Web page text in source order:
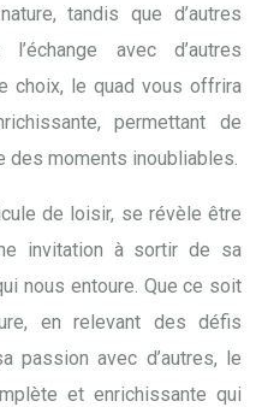
tandis que d’autres
avec d’autres
choix, le quad vous offrira
permettant de
des moments inoubliables.
de loisir, se révèle être
invitation à sortir de sa
nous entoure. Que ce soit
en relevant des défis
passion avec d’autres, le
et enrichissante qui